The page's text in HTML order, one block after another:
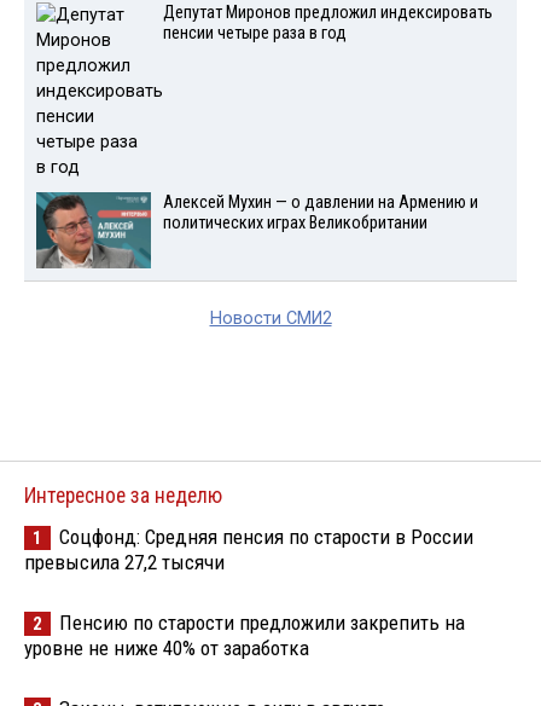
Депутат Миронов предложил индексировать
пенсии четыре раза в год
Алексей Мухин — о давлении на Армению и
политических играх Великобритании
Новости СМИ2
Интересное за неделю
1
Соцфонд: Средняя пенсия по старости в России
превысила 27,2 тысячи
2
Пенсию по старости предложили закрепить на
уровне не ниже 40% от заработка